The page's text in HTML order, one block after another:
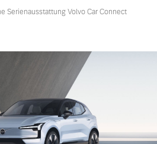
Serienausstattung Volvo Car Connect